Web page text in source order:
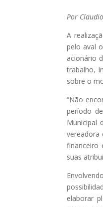
Por
A
pelo aval
acionário
trabalho,
sobre o
“Não
período
Municipal
vereadora
financeiro
suas
elaborar